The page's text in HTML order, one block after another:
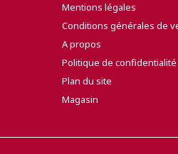
Mentions légales
Conditions générales de
A propos
Politique de confidentialité
Plan du site
Magasin